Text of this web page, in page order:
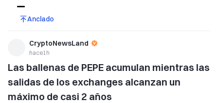
Anclado
CryptoNewsLand
hace1h
Las ballenas de PEPE acumulan mientras las
salidas de los exchanges alcanzan un
máximo de casi 2 años